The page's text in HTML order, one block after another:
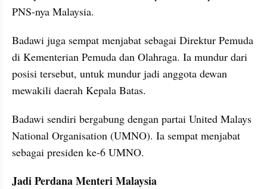
PNS-nya Malaysia.
Badawi juga sempat menjabat sebagai Direktur Pemuda
di Kementerian Pemuda dan Olahraga. Ia mundur dari
posisi tersebut, untuk mundur jadi anggota dewan
mewakili daerah Kepala Batas.
Badawi sendiri bergabung dengan partai United Malays
National Organisation (UMNO). Ia sempat menjabat
sebagai presiden ke-6 UMNO.
Jadi Perdana Menteri Malaysia